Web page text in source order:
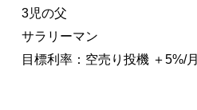
3児の父
サラリーマン
目標利率：空売り投機 ＋5%/月